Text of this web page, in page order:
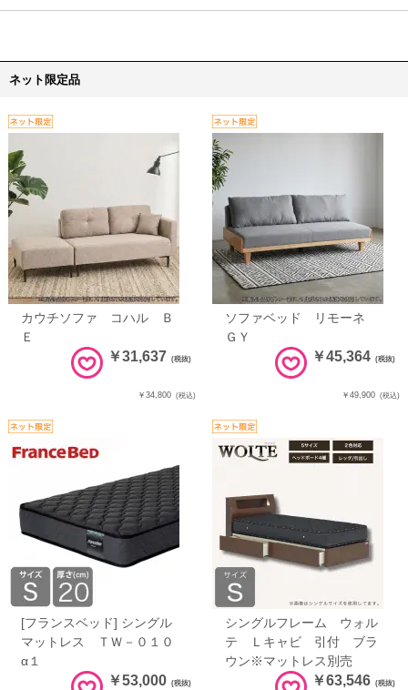
ネット限定品
カウチソファ コハル Ｂ
Ｅ
￥31,637 (税抜)
￥34,800 (税込)
ソファベッド リモーネ
ＧＹ
￥45,364 (税抜)
￥49,900 (税込)
[フランスベッド] シングル
マットレス ＴＷ－０１０
α１
￥53,000 (税抜)
シングルフレーム ウォル
テ Ｌキャビ 引付 ブラ
ウン※マットレス別売
￥63,546 (税抜)